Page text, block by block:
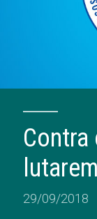
29/09/2018